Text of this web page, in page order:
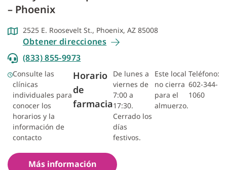
– Phoenix
2525 E. Roosevelt St., Phoenix, AZ 85008
Obtener direcciones
(833) 855-9973
Consulte las
clínicas
individuales para
conocer los
horarios y la
información de
contacto
Horario
de
farmacia
De lunes a
viernes de
7:00 a
17:30.
Cerrado los
días
festivos.
Este local
no cierra
para el
almuerzo.
Teléfono:
602-344-
1060
Más información